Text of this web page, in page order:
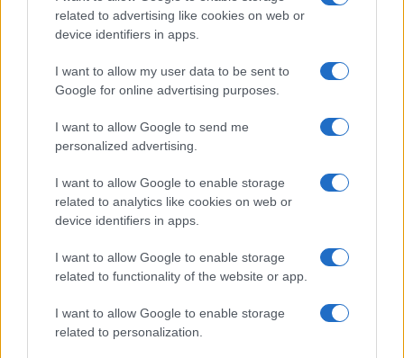
related to advertising like cookies on web or
device identifiers in apps.
I want to allow my user data to be sent to
Google for online advertising purposes.
I want to allow Google to send me
personalized advertising.
I want to allow Google to enable storage
related to analytics like cookies on web or
device identifiers in apps.
I want to allow Google to enable storage
related to functionality of the website or app.
I want to allow Google to enable storage
related to personalization.
VW: Η δύσκολη εξίσωση
18η συνεχόμενη χρονιά για
τον ΟΤΕ στη διεθνή σειρά
δεικτών FTSE4Good
Alpha Bank: Για πρώτη φορά το Αρχαίο Θέατρο Επιδαύρου
άνοιξε τις πύλες του σε όλους
ESG Report 2025: Πώς η ΑΒ Βασιλόπουλος μετατρέπει τη